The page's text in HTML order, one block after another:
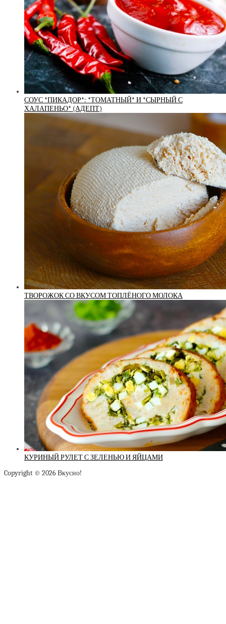
СОУС *ПИКАДОР*: *ТОМАТНЫЙ* И *СЫРНЫЙ С
ХАЛАПЕНЬО* (АДЕПТ)
ТВОРОЖОК СО ВКУСОМ ТОПЛЁНОГО МОЛОКА
КУРИНЫЙ РУЛЕТ С ЗЕЛЕНЬЮ И ЯЙЦАМИ
Copyright © 2026 Вкусно!